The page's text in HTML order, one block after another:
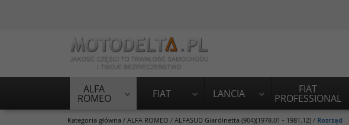
ALFA
ROMEO FIAT LANCIA FIAT
PROFESSIONAL
Kategoria główna / ALFA ROMEO / ALFASUD Giardinetta (904)(1978.01 - 1981.12) / Rozrząd